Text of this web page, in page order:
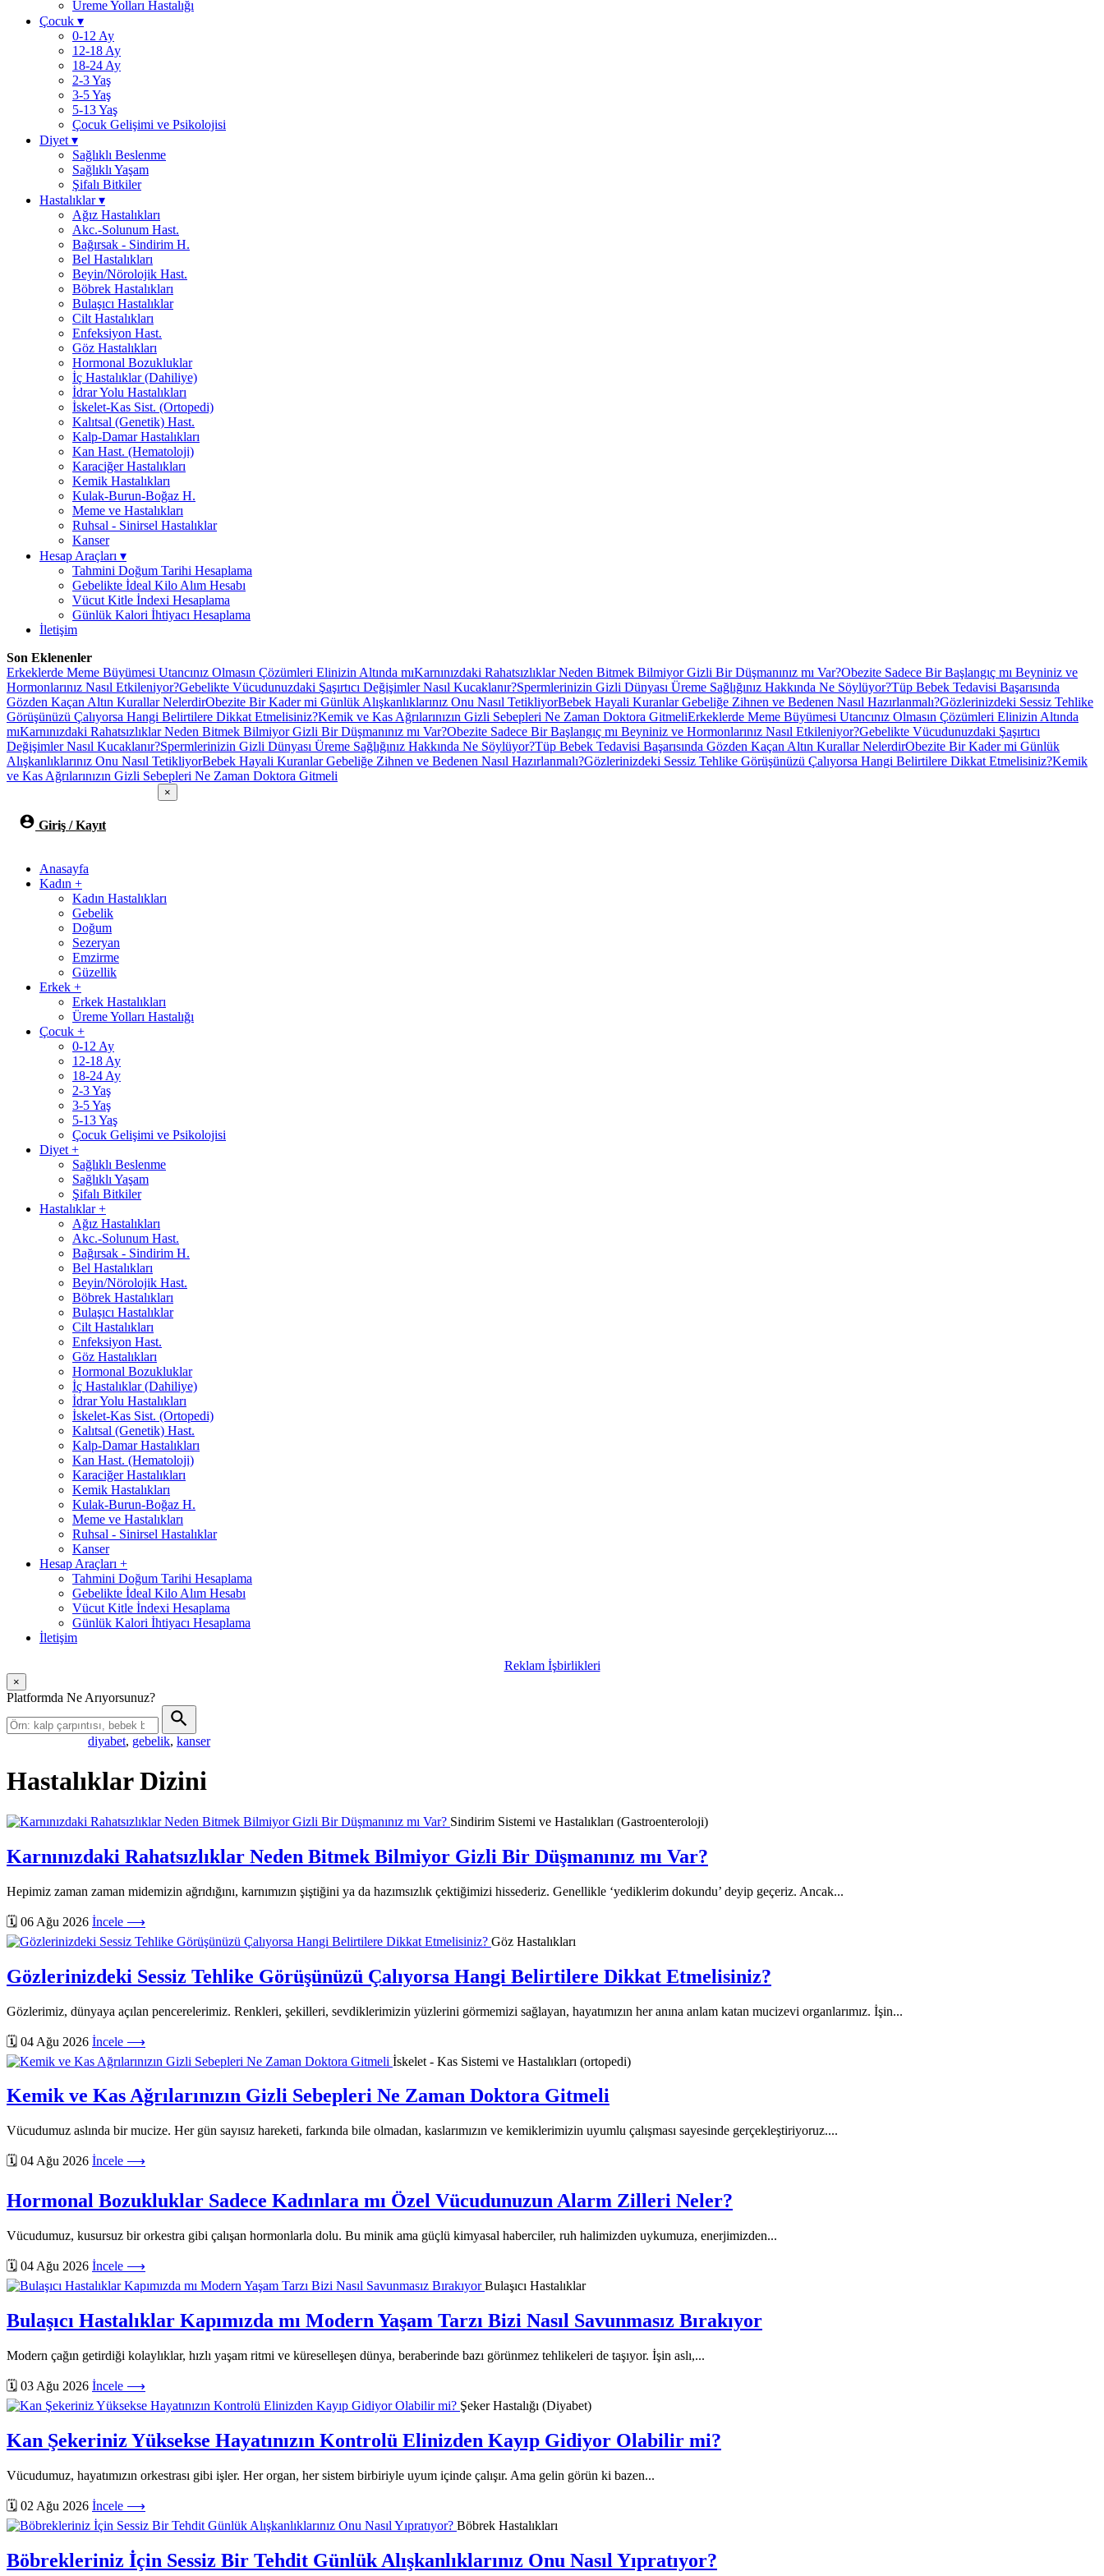
Üreme Yolları Hastalığı
Çocuk ▾
0-12 Ay
12-18 Ay
18-24 Ay
2-3 Yaş
3-5 Yaş
5-13 Yaş
Çocuk Gelişimi ve Psikolojisi
Diyet ▾
Sağlıklı Beslenme
Sağlıklı Yaşam
Şifalı Bitkiler
Hastalıklar▾
Ağız Hastalıkları
Akc.-Solunum Hast.
Bağırsak - Sindirim H.
Bel Hastalıkları
Beyin/Nörolojik Hast.
Böbrek Hastalıkları
Bulaşıcı Hastalıklar
Cilt Hastalıkları
Enfeksiyon Hast.
Göz Hastalıkları
Hormonal Bozukluklar
İç Hastalıklar (Dahiliye)
İdrar Yolu Hastalıkları
İskelet-Kas Sist. (Ortopedi)
Kalıtsal (Genetik) Hast.
Kalp-Damar Hastalıkları
Kan Hast. (Hematoloji)
Karaciğer Hastalıkları
Kemik Hastalıkları
Kulak-Burun-Boğaz H.
Meme ve Hastalıkları
Ruhsal - Sinirsel Hastalıklar
Kanser
Hesap Araçları ▾
Tahmini Doğum Tarihi Hesaplama
Gebelikte İdeal Kilo Alım Hesabı
Vücut Kitle İndexi Hesaplama
Günlük Kalori İhtiyacı Hesaplama
İletişim
Son Eklenenler
Erkeklerde Meme Büyümesi Utancınız Olmasın Çözümleri Elinizin Altında mıKarnınızdaki Rahatsızlıklar Neden Bitmek Bilmiyor Gizli Bir Düşmanınız mı Var?Obezite Sadece Bir Başlangıç mı Beyniniz ve
Hormonlarınız Nasıl Etkileniyor?Gebelikte Vücudunuzdaki Şaşırtıcı Değişimler Nasıl Kucaklanır?Spermlerinizin Gizli Dünyası Üreme Sağlığınız Hakkında Ne Söylüyor?Tüp Bebek Tedavisi Başarısında
Gözden Kaçan Altın Kurallar NelerdirObezite Bir Kader mi Günlük Alışkanlıklarınız Onu Nasıl TetikliyorBebek Hayali Kuranlar Gebeliğe Zihnen ve Bedenen Nasıl Hazırlanmalı?Gözlerinizdeki Sessiz Tehlike
Görüşünüzü Çalıyorsa Hangi Belirtilere Dikkat Etmelisiniz?Kemik ve Kas Ağrılarınızın Gizli Sebepleri Ne Zaman Doktora GitmeliErkeklerde Meme Büyümesi Utancınız Olmasın Çözümleri Elinizin Altında
mıKarnınızdaki Rahatsızlıklar Neden Bitmek Bilmiyor Gizli Bir Düşmanınız mı Var?Obezite Sadece Bir Başlangıç mı Beyniniz ve Hormonlarınız Nasıl Etkileniyor?Gebelikte Vücudunuzdaki Şaşırtıcı
Değişimler Nasıl Kucaklanır?Spermlerinizin Gizli Dünyası Üreme Sağlığınız Hakkında Ne Söylüyor?Tüp Bebek Tedavisi Başarısında Gözden Kaçan Altın Kurallar NelerdirObezite Bir Kader mi Günlük
Alışkanlıklarınız Onu Nasıl TetikliyorBebek Hayali Kuranlar Gebeliğe Zihnen ve Bedenen Nasıl Hazırlanmalı?Gözlerinizdeki Sessiz Tehlike Görüşünüzü Çalıyorsa Hangi Belirtilere Dikkat Etmelisiniz?Kemik
ve Kas Ağrılarınızın Gizli Sebepleri Ne Zaman Doktora Gitmeli
×
Giriş / Kayıt
Anasayfa
Kadın +
Kadın Hastalıkları
Gebelik
Doğum
Sezeryan
Emzirme
Güzellik
Erkek +
Erkek Hastalıkları
Üreme Yolları Hastalığı
Çocuk +
0-12 Ay
12-18 Ay
18-24 Ay
2-3 Yaş
3-5 Yaş
5-13 Yaş
Çocuk Gelişimi ve Psikolojisi
Diyet +
Sağlıklı Beslenme
Sağlıklı Yaşam
Şifalı Bitkiler
Hastalıklar+
Ağız Hastalıkları
Akc.-Solunum Hast.
Bağırsak - Sindirim H.
Bel Hastalıkları
Beyin/Nörolojik Hast.
Böbrek Hastalıkları
Bulaşıcı Hastalıklar
Cilt Hastalıkları
Enfeksiyon Hast.
Göz Hastalıkları
Hormonal Bozukluklar
İç Hastalıklar (Dahiliye)
İdrar Yolu Hastalıkları
İskelet-Kas Sist. (Ortopedi)
Kalıtsal (Genetik) Hast.
Kalp-Damar Hastalıkları
Kan Hast. (Hematoloji)
Karaciğer Hastalıkları
Kemik Hastalıkları
Kulak-Burun-Boğaz H.
Meme ve Hastalıkları
Ruhsal - Sinirsel Hastalıklar
Kanser
Hesap Araçları +
Tahmini Doğum Tarihi Hesaplama
Gebelikte İdeal Kilo Alım Hesabı
Vücut Kitle İndexi Hesaplama
Günlük Kalori İhtiyacı Hesaplama
İletişim
Reklam İşbirlikleri
×
Platformda Ne Arıyorsunuz?
diyabet, gebelik, kanser
Hastalıklar Dizini
Sindirim Sistemi ve Hastalıkları (Gastroenteroloji)
Karnınızdaki Rahatsızlıklar Neden Bitmek Bilmiyor Gizli Bir Düşmanınız mı Var?
Hepimiz zaman zaman midemizin ağrıdığını, karnımızın şiştiğini ya da hazımsızlık çektiğimizi hissederiz. Genellikle ‘yediklerim dokundu’ deyip geçeriz. Ancak...
🗓️ 06 Ağu 2026 İncele ⟶
Göz Hastalıkları
Gözlerinizdeki Sessiz Tehlike Görüşünüzü Çalıyorsa Hangi Belirtilere Dikkat Etmelisiniz?
Gözlerimiz, dünyaya açılan pencerelerimiz. Renkleri, şekilleri, sevdiklerimizin yüzlerini görmemizi sağlayan, hayatımızın her anına anlam katan mucizevi organlarımız. İşin...
🗓️ 04 Ağu 2026 İncele ⟶
İskelet - Kas Sistemi ve Hastalıkları (ortopedi)
Kemik ve Kas Ağrılarınızın Gizli Sebepleri Ne Zaman Doktora Gitmeli
Vücudumuz aslında bir mucize. Her gün sayısız hareketi, farkında bile olmadan, kaslarımızın ve kemiklerimizin uyumlu çalışması sayesinde gerçekleştiriyoruz....
🗓️ 04 Ağu 2026 İncele ⟶
Hormonal Bozukluklar Sadece Kadınlara mı Özel Vücudunuzun Alarm Zilleri Neler?
Vücudumuz, kusursuz bir orkestra gibi çalışan hormonlarla dolu. Bu minik ama güçlü kimyasal haberciler, ruh halimizden uykumuza, enerjimizden...
🗓️ 04 Ağu 2026 İncele ⟶
Bulaşıcı Hastalıklar
Bulaşıcı Hastalıklar Kapımızda mı Modern Yaşam Tarzı Bizi Nasıl Savunmasız Bırakıyor
Modern çağın getirdiği kolaylıklar, hızlı yaşam ritmi ve küreselleşen dünya, beraberinde bazı görünmez tehlikeleri de taşıyor. İşin aslı,...
🗓️ 03 Ağu 2026 İncele ⟶
Şeker Hastalığı (Diyabet)
Kan Şekeriniz Yüksekse Hayatınızın Kontrolü Elinizden Kayıp Gidiyor Olabilir mi?
Vücudumuz, hayatımızın orkestrası gibi işler. Her organ, her sistem birbiriyle uyum içinde çalışır. Ama gelin görün ki bazen...
🗓️ 02 Ağu 2026 İncele ⟶
Böbrek Hastalıkları
Böbrekleriniz İçin Sessiz Bir Tehdit Günlük Alışkanlıklarınız Onu Nasıl Yıpratıyor?